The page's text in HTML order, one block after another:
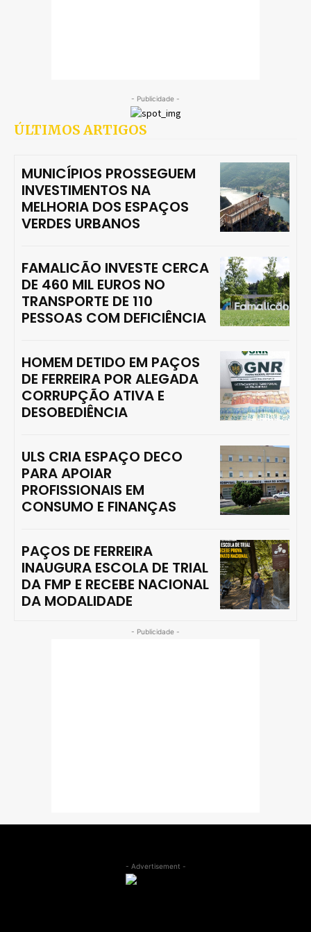
- Publicidade -
ÚLTIMOS ARTIGOS
MUNICÍPIOS PROSSEGUEM
INVESTIMENTOS NA
MELHORIA DOS ESPAÇOS
VERDES URBANOS
FAMALICÃO INVESTE CERCA
DE 460 MIL EUROS NO
TRANSPORTE DE 110
PESSOAS COM DEFICIÊNCIA
HOMEM DETIDO EM PAÇOS
DE FERREIRA POR ALEGADA
CORRUPÇÃO ATIVA E
DESOBEDIÊNCIA
ULS CRIA ESPAÇO DECO
PARA APOIAR
PROFISSIONAIS EM
CONSUMO E FINANÇAS
PAÇOS DE FERREIRA
INAUGURA ESCOLA DE TRIAL
DA FMP E RECEBE NACIONAL
DA MODALIDADE
- Publicidade -
- Advertisement -